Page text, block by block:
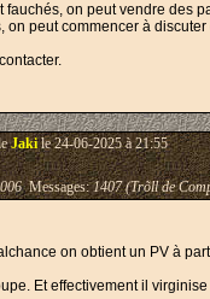
fauchés, on peut vendre des
peut commencer à
Jakile 24-06-2025 à 21:55
Messages:1407 (Trõll de
on obtient un PV à
Et effectivement il